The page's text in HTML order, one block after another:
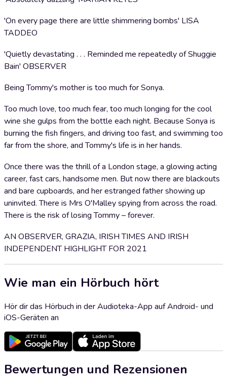
'On every page there are little shimmering bombs' LISA
TADDEO
'Quietly devastating . . . Reminded me repeatedly of Shuggie
Bain' OBSERVER
Being Tommy's mother is too much for Sonya.
Too much love, too much fear, too much longing for the cool
wine she gulps from the bottle each night. Because Sonya is
burning the fish fingers, and driving too fast, and swimming too
far from the shore, and Tommy's life is in her hands.
Once there was the thrill of a London stage, a glowing acting
career, fast cars, handsome men. But now there are blackouts
and bare cupboards, and her estranged father showing up
uninvited. There is Mrs O'Malley spying from across the road.
There is the risk of losing Tommy – forever.
AN OBSERVER, GRAZIA, IRISH TIMES AND IRISH
INDEPENDENT HIGHLIGHT FOR 2021
Wie man ein Hörbuch hört
Hör dir das Hörbuch in der Audioteka-App auf Android- und
iOS-Geräten an
Bewertungen und Rezensionen